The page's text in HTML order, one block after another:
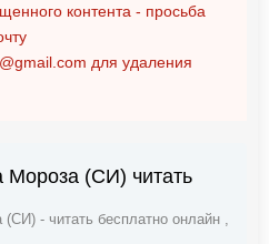
контента - просьба
для удаления
(СИ) читать
- читать бесплатно онлайн ,